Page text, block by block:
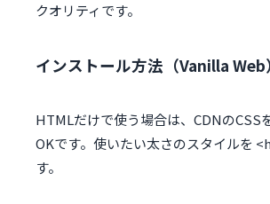
クオリティです。
インストール方法（Vanilla Web）
HTMLだけで使う場合は、CDNのCSS
OKです。使いたい太さのスタイルを
す。